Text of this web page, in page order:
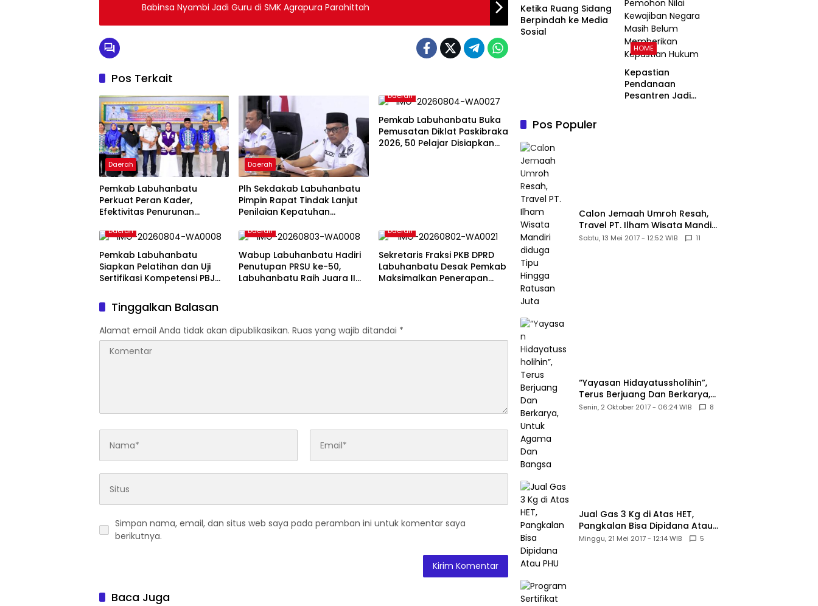
Babinsa Nyambi Jadi Guru di SMK Agrapura Parahittah
Pos Terkait
Daerah
Pemkab Labuhanbatu
Perkuat Peran Kader,
Efektivitas Penurunan
Tantangan Bersama
Daerah
Plh Sekdakab Labuhanbatu
Pimpin Rapat Tindak Lanjut
Penilaian Kepatuhan
Ombudsman RI 2026
Daerah
Pemkab Labuhanbatu Buka
Pemusatan Diklat Paskibraka
2026, 50 Pelajar Disiapkan
Daerah
Pemkab Labuhanbatu
Siapkan Pelatihan dan Uji
Sertifikasi Kompetensi PBJ
Daerah
Wabup Labuhanbatu Hadiri
Penutupan PRSU ke-50,
Labuhanbatu Raih Juara II
Daerah
Sekretaris Fraksi PKB DPRD
Labuhanbatu Desak Pemkab
Maksimalkan Penerapan
Tinggalkan Balasan
Alamat email Anda tidak akan dipublikasikan. Ruas yang wajib ditandai *
Simpan nama, email, dan situs web saya pada peramban ini untuk komentar saya
berikutnya.
Baca Juga
Ketika Ruang Sidang
Berpindah ke Media
Sosial
HOME
Kepastian
Pendanaan
Pesantren Jadi
Pos Populer
Calon Jemaah Umroh Resah,
Travel PT. Ilham Wisata Mandiri
diduga Tipu Hingga Ratusan
Sabtu, 13 Mei 2017 - 12:52 WIB 11
“Yayasan Hidayatussholihin”,
Terus Berjuang Dan Berkarya,
Untuk Agama Dan Bangsa
Senin, 2 Oktober 2017 - 06:24 WIB 8
Jual Gas 3 Kg di Atas HET,
Pangkalan Bisa Dipidana Atau
PHU
Minggu, 21 Mei 2017 - 12:14 WIB 5